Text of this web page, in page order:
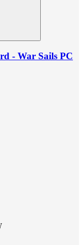
- War Sails PC